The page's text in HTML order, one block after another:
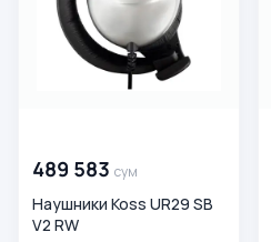
489 583 сум
Наушники Koss UR29 SB
V2 RW